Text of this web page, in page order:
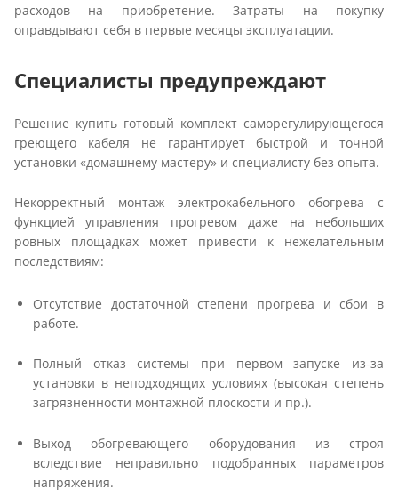
расходов на приобретение. Затраты на покупку
оправдывают себя в первые месяцы эксплуатации.
Специалисты предупреждают
Решение купить готовый комплект саморегулирующегося
греющего кабеля не гарантирует быстрой и точной
установки «домашнему мастеру» и специалисту без опыта.
Некорректный монтаж электрокабельного обогрева с
функцией управления прогревом даже на небольших
ровных площадках может привести к нежелательным
последствиям:
Отсутствие достаточной степени прогрева и сбои в
работе.
Полный отказ системы при первом запуске из-за
установки в неподходящих условиях (высокая степень
загрязненности монтажной плоскости и пр.).
Выход обогревающего оборудования из строя
вследствие неправильно подобранных параметров
напряжения.